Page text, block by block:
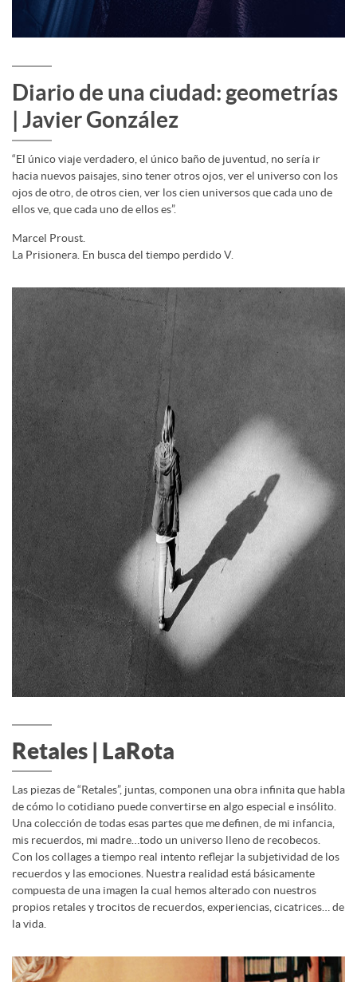
Diario de una ciudad: geometrías
| Javier González
“El único viaje verdadero, el único baño de juventud, no sería ir
hacia nuevos paisajes, sino tener otros ojos, ver el universo con los
ojos de otro, de otros cien, ver los cien universos que cada uno de
ellos ve, que cada uno de ellos es”.
Marcel Proust.
La Prisionera. En busca del tiempo perdido V.
Retales | LaRota
Las piezas de “Retales”, juntas, componen una obra infinita que habla
de cómo lo cotidiano puede convertirse en algo especial e insólito.
Una colección de todas esas partes que me definen, de mi infancia,
mis recuerdos, mi madre…todo un universo lleno de recobecos.
Con los collages a tiempo real intento reflejar la subjetividad de los
recuerdos y las emociones. Nuestra realidad está básicamente
compuesta de una imagen la cual hemos alterado con nuestros
propios retales y trocitos de recuerdos, experiencias, cicatrices… de
la vida.